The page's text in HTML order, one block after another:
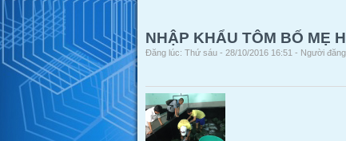
NHẬP KHẨU TÔM BỐ MẸ
Đăng lúc: Thứ sáu - 28/10/2016 16:51 - Người